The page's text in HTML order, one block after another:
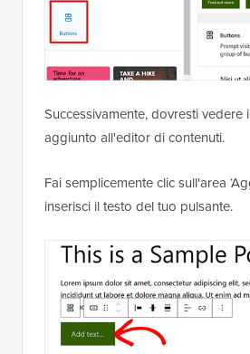
Successivamente, dovresti
aggiunto all'editor di contenuti.
Fai semplicemente clic sull'area
inserisci il testo del tuo pulsante.